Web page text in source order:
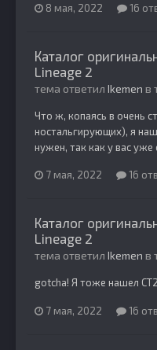
8 мая, 2022 16
Каталог
Lineage 2
тема ответил Ikemen в
Что ж, копаясь в очень
ностальгирующих), я
нужен, так как у вас уже
7 мая, 2022 16
Каталог
Lineage 2
тема ответил Ikemen в
gotcha! Я тоже нашел
7 мая, 2022 16